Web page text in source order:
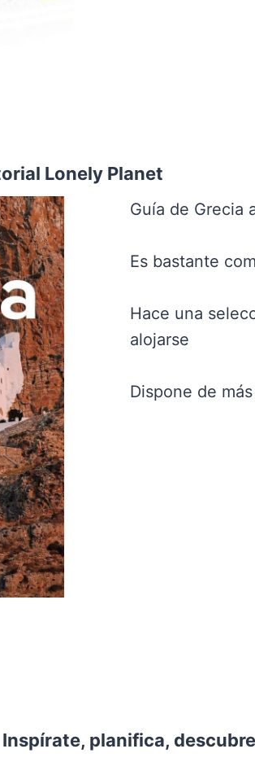
Lonely Planet
Guía de Grecia
Es bastante
Hace una
alojarse
Dispone de
planifica,